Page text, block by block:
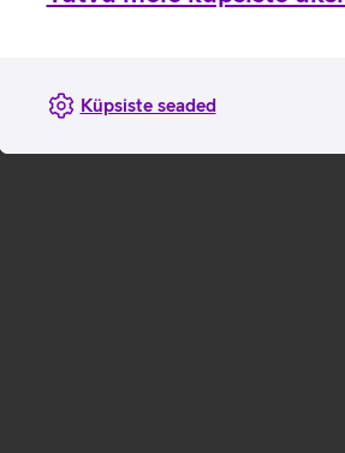
Küpsiste seaded